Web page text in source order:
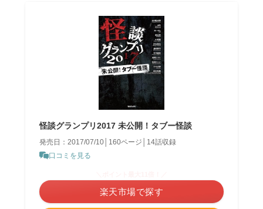
怪談グランプリ2017 未公開！タブー怪談
発売日：2017/07/10│160ページ│14話収録
口コミを見る
楽天市場で探す